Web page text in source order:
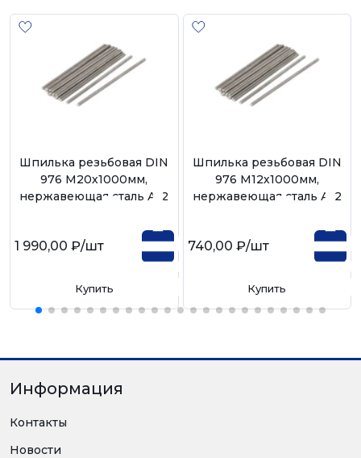
Шпилька резьбовая DIN
976 М20х1000мм,
нержавеющая сталь А-2
1 990,00 ₽/шт
Купить
Шпилька резьбовая DIN
976 М12х1000мм,
нержавеющая сталь А-2
740,00 ₽/шт
Купить
Информация
Контакты
Новости